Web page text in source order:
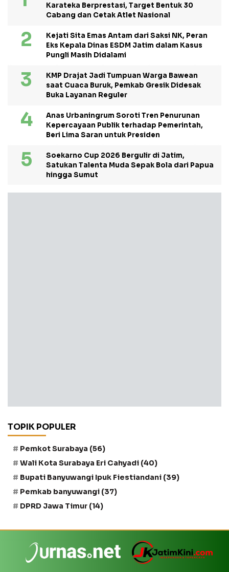
Karateka Berprestasi, Target Bentuk 30
Cabang dan Cetak Atlet Nasional
Kejati Sita Emas Antam dari Saksi NK, Peran
Eks Kepala Dinas ESDM Jatim dalam Kasus
Pungli Masih Didalami
KMP Drajat Jadi Tumpuan Warga Bawean
saat Cuaca Buruk, Pemkab Gresik Didesak
Buka Layanan Reguler
Anas Urbaningrum Soroti Tren Penurunan
Kepercayaan Publik terhadap Pemerintah,
Beri Lima Saran untuk Presiden
Soekarno Cup 2026 Bergulir di Jatim,
Satukan Talenta Muda Sepak Bola dari Papua
hingga Sumut
TOPIK POPULER
Pemkot Surabaya (56)
Wali Kota Surabaya Eri Cahyadi (40)
Bupati Banyuwangi Ipuk Fiestiandani (39)
Pemkab banyuwangi (37)
DPRD Jawa Timur (14)